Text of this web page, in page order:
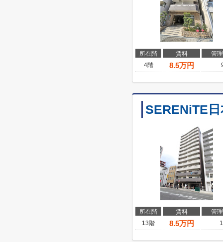
所在階 賃料
管
4階
8.5万円
SERENiTE
所在階 賃料
管
13階
8.5万円